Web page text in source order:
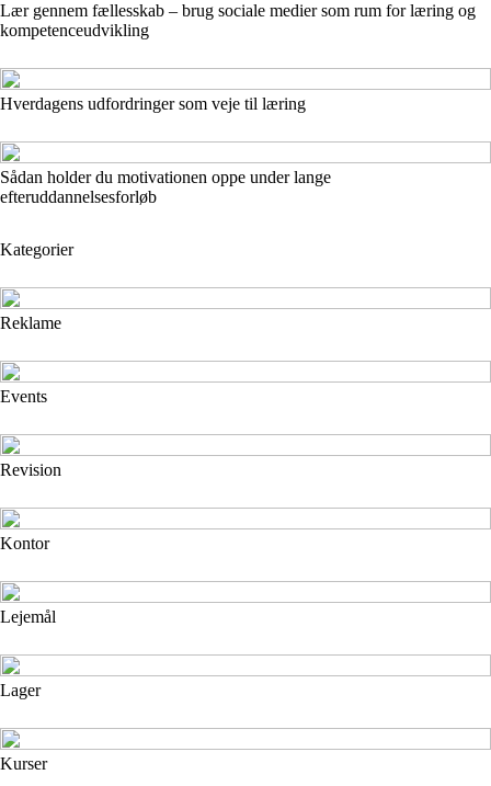
Lær gennem fællesskab – brug sociale medier som rum for læring og
kompetenceudvikling
Hverdagens udfordringer som veje til læring
Sådan holder du motivationen oppe under lange
efteruddannelsesforløb
Kategorier
Reklame
Events
Revision
Kontor
Lejemål
Lager
Kurser